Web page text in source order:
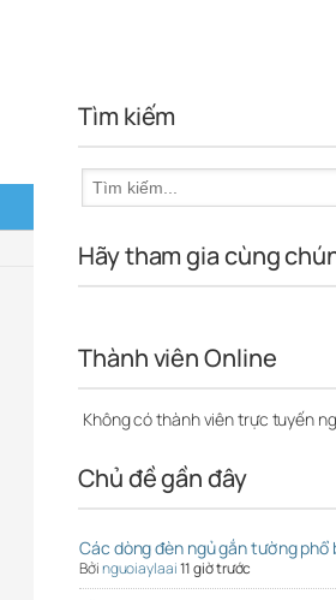
Tìm kiếm
Hãy tham gia cùng
Thành viên Online
Không có thành viên trực tuyến
Chủ đề gần đây
Các dòng đèn ngủ gắn tường phổ
Bởinguoiaylaai11 giờ trước